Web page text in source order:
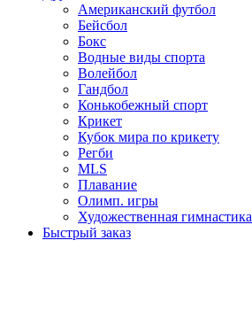
Американский футбол
Бейсбол
Бокс
Водные виды спорта
Волейбол
Гандбол
Конькобежный спорт
Крикет
Кубок мира по крикету
Регби
MLS
Плавание
Олимп. игры
Художественная гимнастика
Быстрый заказ